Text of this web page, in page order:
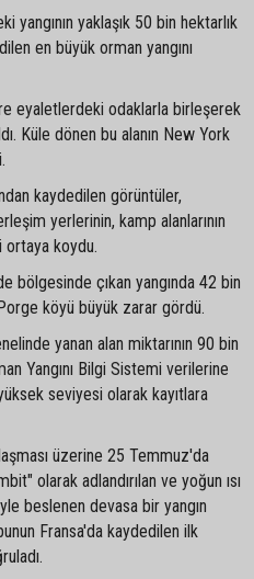
yaklaşık 50 bin hektarlık
en büyük orman yangını
eyaletlerdeki odaklarla birleşerek
Küle dönen bu alanın New York
kaydedilen görüntüler,
yerlerinin, kamp alanlarının
ortaya koydu.
bölgesinde çıkan yangında 42 bin
köyü büyük zarar gördü.
yanan alan miktarının 90 bin
Yangını Bilgi Sistemi verilerine
seviyesi olarak kayıtlara
üzerine 25 Temmuz'da
olarak adlandırılan ve yoğun ısı
beslenen devasa bir yangın
Fransa'da kaydedilen ilk